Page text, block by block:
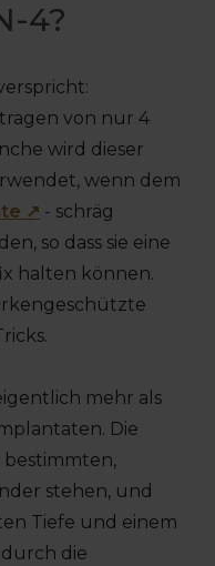
4?
von nur 4
wird dieser
wenn dem
↗ - schräg
so dass sie eine
halten können.
mehr als
Die
bestimmten,
stehen, und
Tiefe und einem
die